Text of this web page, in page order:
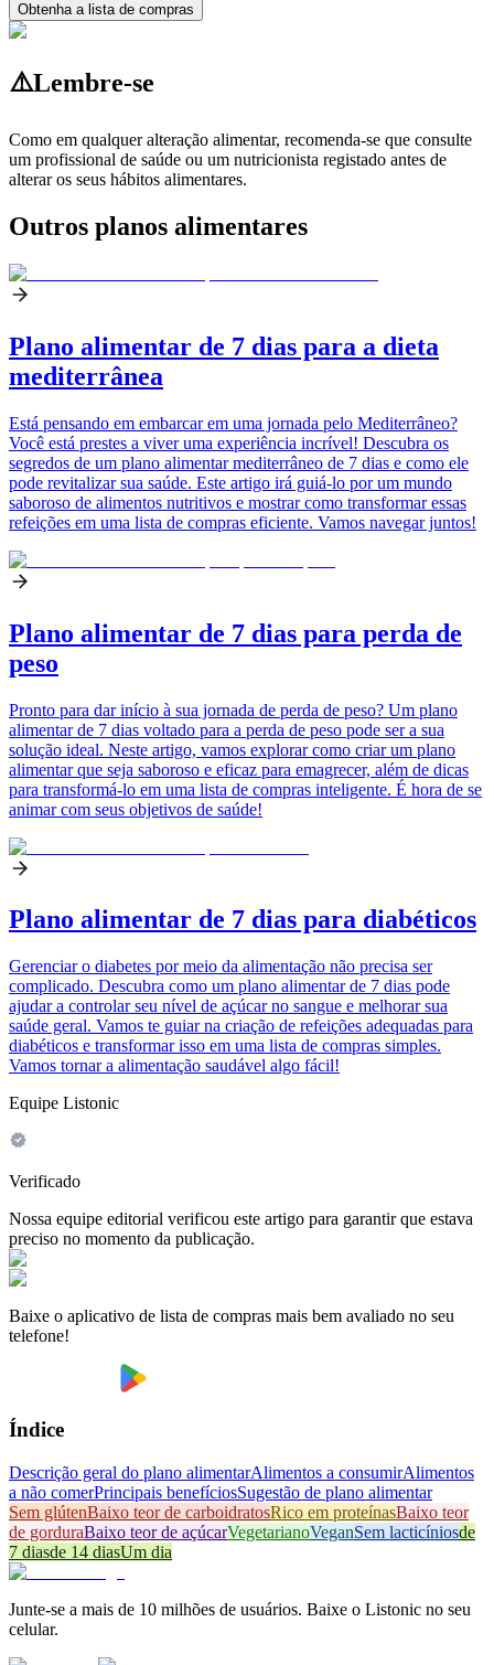
Obtenha a lista de compras
⚠️Lembre-se
Como em qualquer alteração alimentar, recomenda-se que consulte
um profissional de saúde ou um nutricionista registado antes de
alterar os seus hábitos alimentares.
Outros planos alimentares
Plano alimentar de 7 dias para a dieta
mediterrânea
Está pensando em embarcar em uma jornada pelo Mediterrâneo?
Você está prestes a viver uma experiência incrível! Descubra os
segredos de um plano alimentar mediterrâneo de 7 dias e como ele
pode revitalizar sua saúde. Este artigo irá guiá-lo por um mundo
saboroso de alimentos nutritivos e mostrar como transformar essas
refeições em uma lista de compras eficiente. Vamos navegar juntos!
Plano alimentar de 7 dias para perda de
peso
Pronto para dar início à sua jornada de perda de peso? Um plano
alimentar de 7 dias voltado para a perda de peso pode ser a sua
solução ideal. Neste artigo, vamos explorar como criar um plano
alimentar que seja saboroso e eficaz para emagrecer, além de dicas
para transformá-lo em uma lista de compras inteligente. É hora de se
animar com seus objetivos de saúde!
Plano alimentar de 7 dias para diabéticos
Gerenciar o diabetes por meio da alimentação não precisa ser
complicado. Descubra como um plano alimentar de 7 dias pode
ajudar a controlar seu nível de açúcar no sangue e melhorar sua
saúde geral. Vamos te guiar na criação de refeições adequadas para
diabéticos e transformar isso em uma lista de compras simples.
Vamos tornar a alimentação saudável algo fácil!
Equipe Listonic
Verificado
Nossa equipe editorial verificou este artigo para garantir que estava
preciso no momento da publicação.
Baixe o aplicativo de lista de compras mais bem avaliado no seu
telefone!
Índice
Descrição geral do plano alimentarAlimentos a consumirAlimentos
a não comerPrincipais benefíciosSugestão de plano alimentar
Sem glútenBaixo teor de carboidratosRico em proteínasBaixo teor
de gorduraBaixo teor de açúcarVegetarianoVeganSem lacticíniosde
7 diasde 14 diasUm dia
Junte-se a mais de 10 milhões de usuários. Baixe o Listonic no seu
celular.